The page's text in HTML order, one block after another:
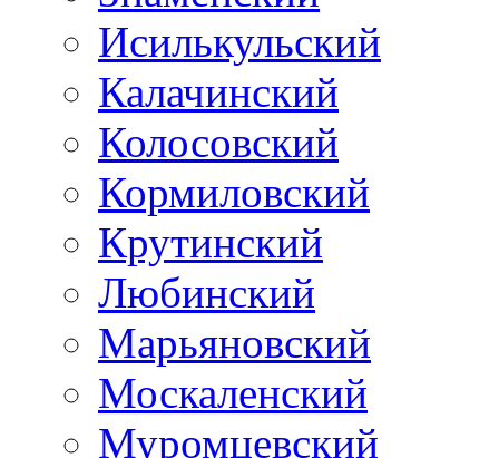
Исилькульский
Калачинский
Колосовский
Кормиловский
Крутинский
Любинский
Марьяновский
Москаленский
Муромцевский